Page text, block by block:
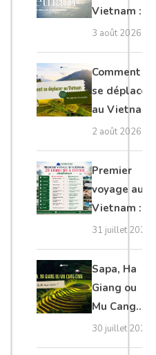
Vietnam :
les plus
belles à
découvrir
3 août 2026
Comment
se déplacer
au Vietnam
: transports
et conseils
2 août 2026
Premier
voyage au
Vietnam :
20 erreurs à
éviter
absolument
31 juillet 2026
Sapa, Ha
Giang ou
Mu Cang
Chai :
quelle
30 juillet 2026